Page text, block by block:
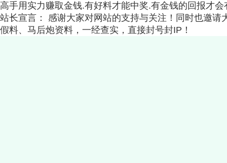
高手用实力赚取金钱.有好料才能中奖.有金钱的回报才
站长宣言： 感谢大家对网站的支持与关注！同时也邀
假料、马后炮资料，一经查实，直接封号封IP！